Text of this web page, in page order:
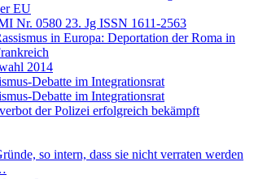
EU
Nr. 0580 23. Jg ISSN 1611-2563
in Europa: Deportation der Roma in
2014
Debatte im Integrationsrat
Debatte im Integrationsrat
der Polizei erfolgreich bekämpft
so intern, dass sie nicht verraten werden